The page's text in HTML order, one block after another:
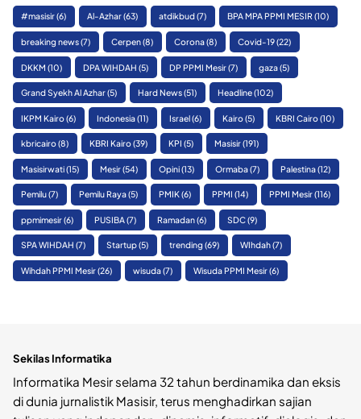
#masisir(6) Al-Azhar(63) atdikbud(7) BPA MPA PPMI MESIR(10)
breaking news(7) Cerpen(8) Corona(8) Covid-19(22)
DKKM (10) DPA WIHDAH (5) DP PPMI Mesir(7) gaza(5)
Grand Syekh Al Azhar(5) Hard News(51) Headline(102)
IKPM Kairo(6) Indonesia(11) Israel(6) Kairo(5) KBRI Cairo(10)
kbricairo(8) KBRI Kairo(39) KPI (5) Masisir(191)
Masisirwati(15) Mesir(54) Opini(13) Ormaba(7) Palestina(12)
Pemilu(7) Pemilu Raya(5) PMIK(6) PPMI (14) PPMI Mesir(116)
ppmimesir(6) PUSIBA(7) Ramadan(6) SDC(9)
SPA WIHDAH (7) Startup(5) trending (69) WIhdah(7)
Wihdah PPMI Mesir(26) wisuda(7) Wisuda PPMI Mesir(6)
Sekilas Informatika
Informatika Mesir selama 32 tahun berdinamika dan eksis
di dunia jurnalistik Masisir, terus menghadirkan sajian